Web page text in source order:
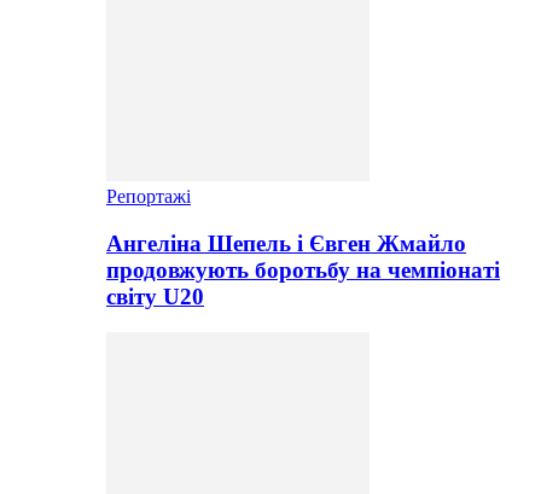
Репортажі
Ангеліна Шепель і Євген Жмайло
продовжують боротьбу на чемпіонаті
світу U20